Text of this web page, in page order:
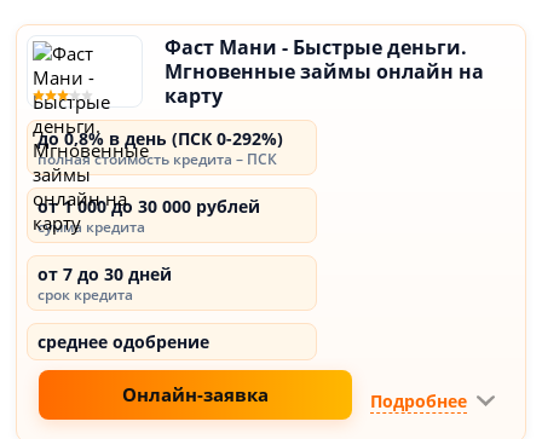
Фаст Мани - Быстрые деньги.
Мгновенные займы онлайн на
карту
до 0,8% в день (ПСК 0-292%)
полная стоимость кредита – ПСК
от 1 000 до 30 000 рублей
сумма кредита
от 7 до 30 дней
срок кредита
среднее одобрение
Онлайн-заявка Подробнее